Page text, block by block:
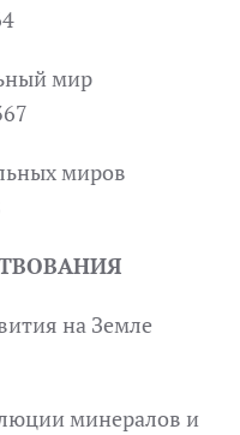
мир
миров
на Земле
минералов и